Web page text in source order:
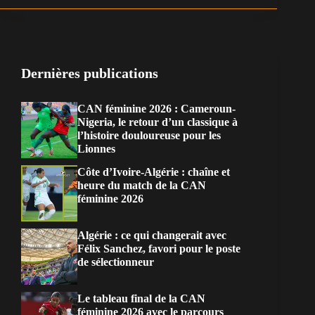
Dernières publications
CAN féminine 2026 : Cameroun-
Nigeria, le retour d’un classique à
l’histoire douloureuse pour les
Lionnes
Côte d’Ivoire-Algérie : chaîne et
heure du match de la CAN
féminine 2026
Algérie : ce qui changerait avec
Félix Sanchez, favori pour le poste
de sélectionneur
Le tableau final de la CAN
féminine 2026 avec le parcours